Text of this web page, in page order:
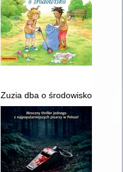
Zuzia dba o środowisko